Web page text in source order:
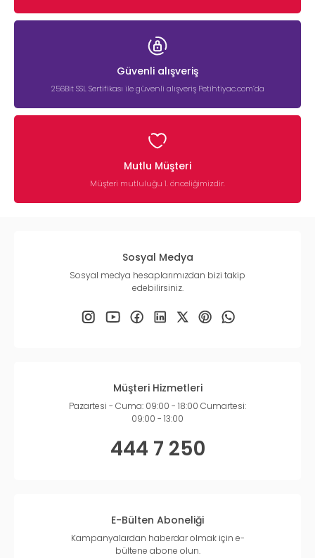
Güvenli alışveriş
256Bit SSL Sertifikası ile güvenli alışveriş Petihtiyac.com’da
Mutlu Müşteri
Müşteri mutluluğu 1. önceliğimizdir.
Sosyal Medya
Sosyal medya hesaplarımızdan bizi takip
edebilirsiniz.
Müşteri Hizmetleri
Pazartesi - Cuma: 09:00 - 18:00 Cumartesi:
09:00 - 13:00
444 7 250
E-Bülten Aboneliği
Kampanyalardan haberdar olmak için e-
bültene abone olun.